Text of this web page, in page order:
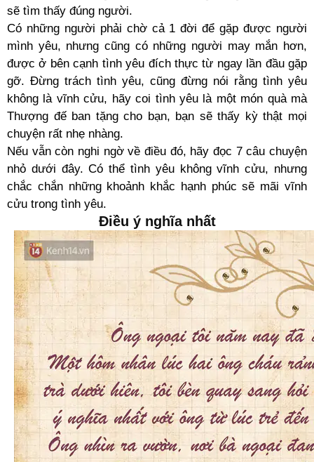
sẽ tìm thấy đúng người.
Có những người phải chờ cả 1 đời để gặp được người
mình yêu, nhưng cũng có những người may mắn hơn,
được ở bên cạnh tình yêu đích thực từ ngay lần đầu gặp
gỡ. Đừng trách tình yêu, cũng đừng nói rằng tình yêu
không là vĩnh cửu, hãy coi tình yêu là một món quà mà
Thượng đế ban tặng cho bạn, bạn sẽ thấy kỳ thật mọi
chuyện rất nhẹ nhàng.
Nếu vẫn còn nghi ngờ về điều đó, hãy đọc 7 câu chuyện
nhỏ dưới đây. Có thể tình yêu không vĩnh cửu, nhưng
chắc chắn những khoảnh khắc hạnh phúc sẽ mãi vĩnh
cửu trong tình yêu.
Điều ý nghĩa nhất